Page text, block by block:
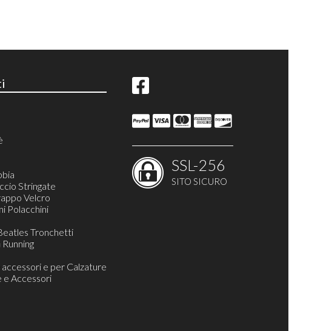
Camera
Appeso
Casa
Mare e piscina
Lavoro
Viaggio
Trandy
Stringate
Velcro
Polacchini
Tronchetti
e per Calzature
e Accessori
SSL-256
SITO SICURO